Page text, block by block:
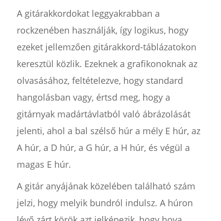
A gitárakkordokat leggyakrabban a
rockzenében használják, így logikus, hogy
ezeket jellemzően gitárakkord-táblázatokon
keresztül közlik. Ezeknek a grafikonoknak az
olvasásához, feltételezve, hogy standard
hangolásban vagy, értsd meg, hogy a
gitárnyak madártávlatból való ábrázolását
jelenti, ahol a bal szélső húr a mély E húr, az
A húr, a D húr, a G húr, a H húr, és végül a
magas E húr.
A gitár anyájának közelében található szám
jelzi, hogy melyik bundról indulsz. A húron